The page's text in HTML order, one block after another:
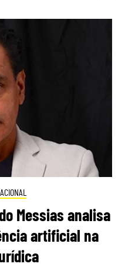
Messias analisa
artificial na